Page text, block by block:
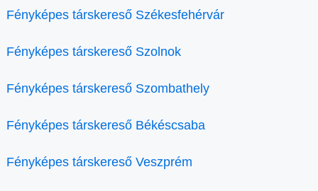
Fényképes társkereső Székesfehérvár
Fényképes társkereső Szolnok
Fényképes társkereső Szombathely
Fényképes társkereső Békéscsaba
Fényképes társkereső Veszprém